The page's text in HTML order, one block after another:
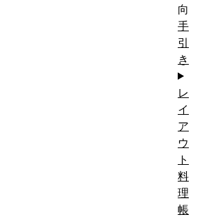
向
手
引
き
レ
イ
ア
ウ
ト
料
理
帳